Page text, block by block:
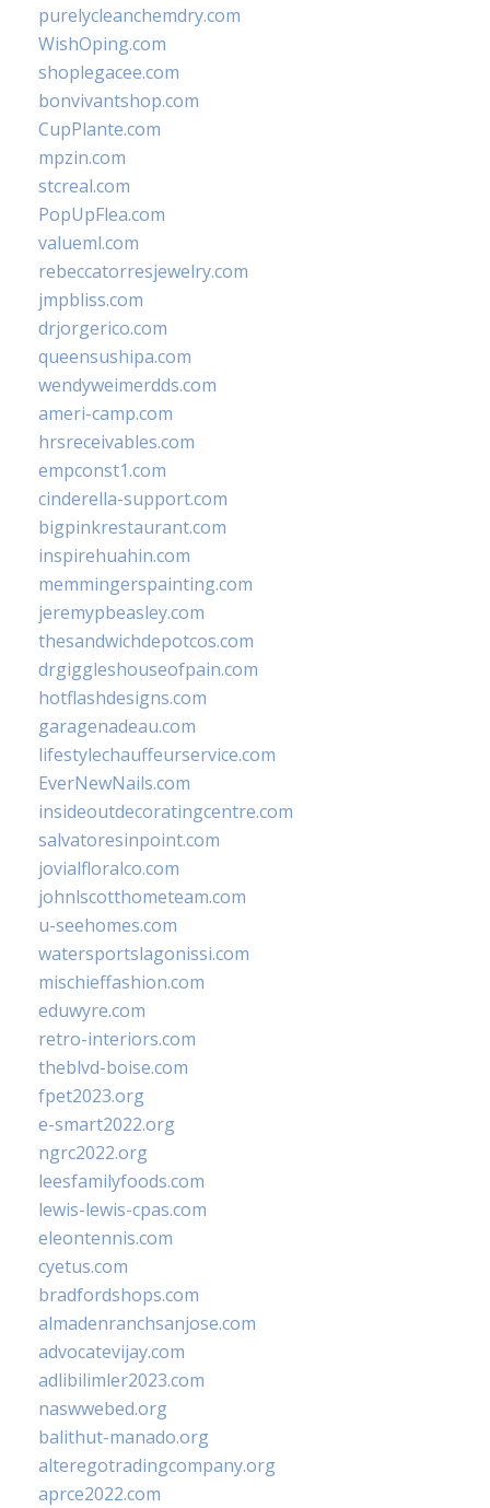
purelycleanchemdry.com
WishOping.com
shoplegacee.com
bonvivantshop.com
CupPlante.com
mpzin.com
stcreal.com
PopUpFlea.com
valueml.com
rebeccatorresjewelry.com
jmpbliss.com
drjorgerico.com
queensushipa.com
wendyweimerdds.com
ameri-camp.com
hrsreceivables.com
empconst1.com
cinderella-support.com
bigpinkrestaurant.com
inspirehuahin.com
memmingerspainting.com
jeremypbeasley.com
thesandwichdepotcos.com
drgiggleshouseofpain.com
hotflashdesigns.com
garagenadeau.com
lifestylechauffeurservice.com
EverNewNails.com
insideoutdecoratingcentre.com
salvatoresinpoint.com
jovialfloralco.com
johnlscotthometeam.com
u-seehomes.com
watersportslagonissi.com
mischieffashion.com
eduwyre.com
retro-interiors.com
theblvd-boise.com
fpet2023.org
e-smart2022.org
ngrc2022.org
leesfamilyfoods.com
lewis-lewis-cpas.com
eleontennis.com
cyetus.com
bradfordshops.com
almadenranchsanjose.com
advocatevijay.com
adlibilimler2023.com
naswwebed.org
balithut-manado.org
alteregotradingcompany.org
aprce2022.com